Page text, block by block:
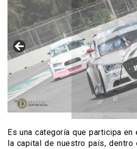
Es una categoría que participa
la capital de nuestro país,